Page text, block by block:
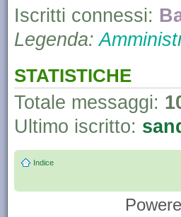
Iscritti connessi:
Legenda:
STATISTICHE
Totale messaggi:
Ultimo iscritto:
Indice